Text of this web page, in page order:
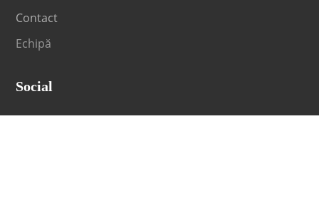
Contact
Echipă
Social